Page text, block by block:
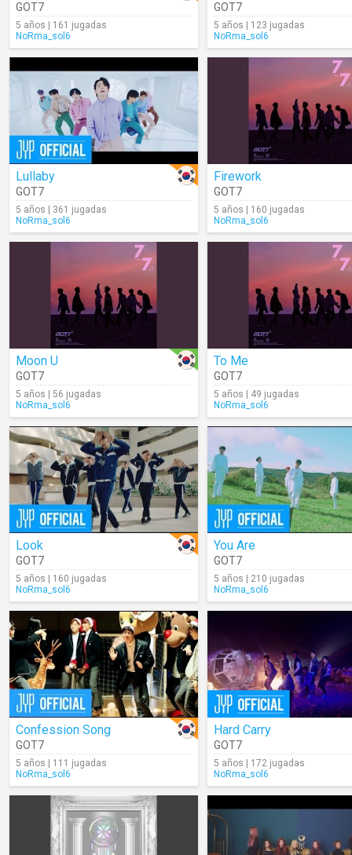
GOT7
5 años | 161 jugadas
NoRma_sol6
GOT7
5 años | 123 jugadas
NoRma_sol6
Lullaby
GOT7
5 años | 361 jugadas
NoRma_sol6
Firework
GOT7
5 años | 160 jugadas
NoRma_sol6
Moon U
GOT7
5 años | 56 jugadas
NoRma_sol6
To Me
GOT7
5 años | 49 jugadas
NoRma_sol6
Look
GOT7
5 años | 160 jugadas
NoRma_sol6
You Are
GOT7
5 años | 210 jugadas
NoRma_sol6
Confession Song
GOT7
5 años | 111 jugadas
NoRma_sol6
Hard Carry
GOT7
5 años | 172 jugadas
NoRma_sol6